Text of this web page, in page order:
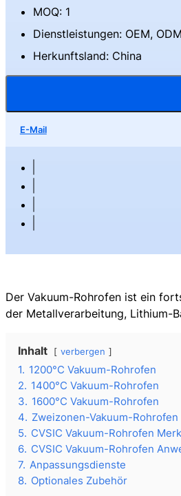
MOQ: 1
Dienstleistungen: OEM,
Herkunftsland: China
E-Mail
Der Vakuum-Rohrofen ist ein
der Metallverarbeitung, Lithium-
Inhalt verbergen
1. 1200°C Vakuum-Rohrofen
2. 1400°C Vakuum-Rohrofen
3. 1600°C Vakuum-Rohrofen
4. Zweizonen-Vakuum-Rohrofen
5. CVSIC Vakuum-Rohrofen
6. CVSIC Vakuum-Rohrofen
7. Anpassungsdienste
8. Optionales Zubehör